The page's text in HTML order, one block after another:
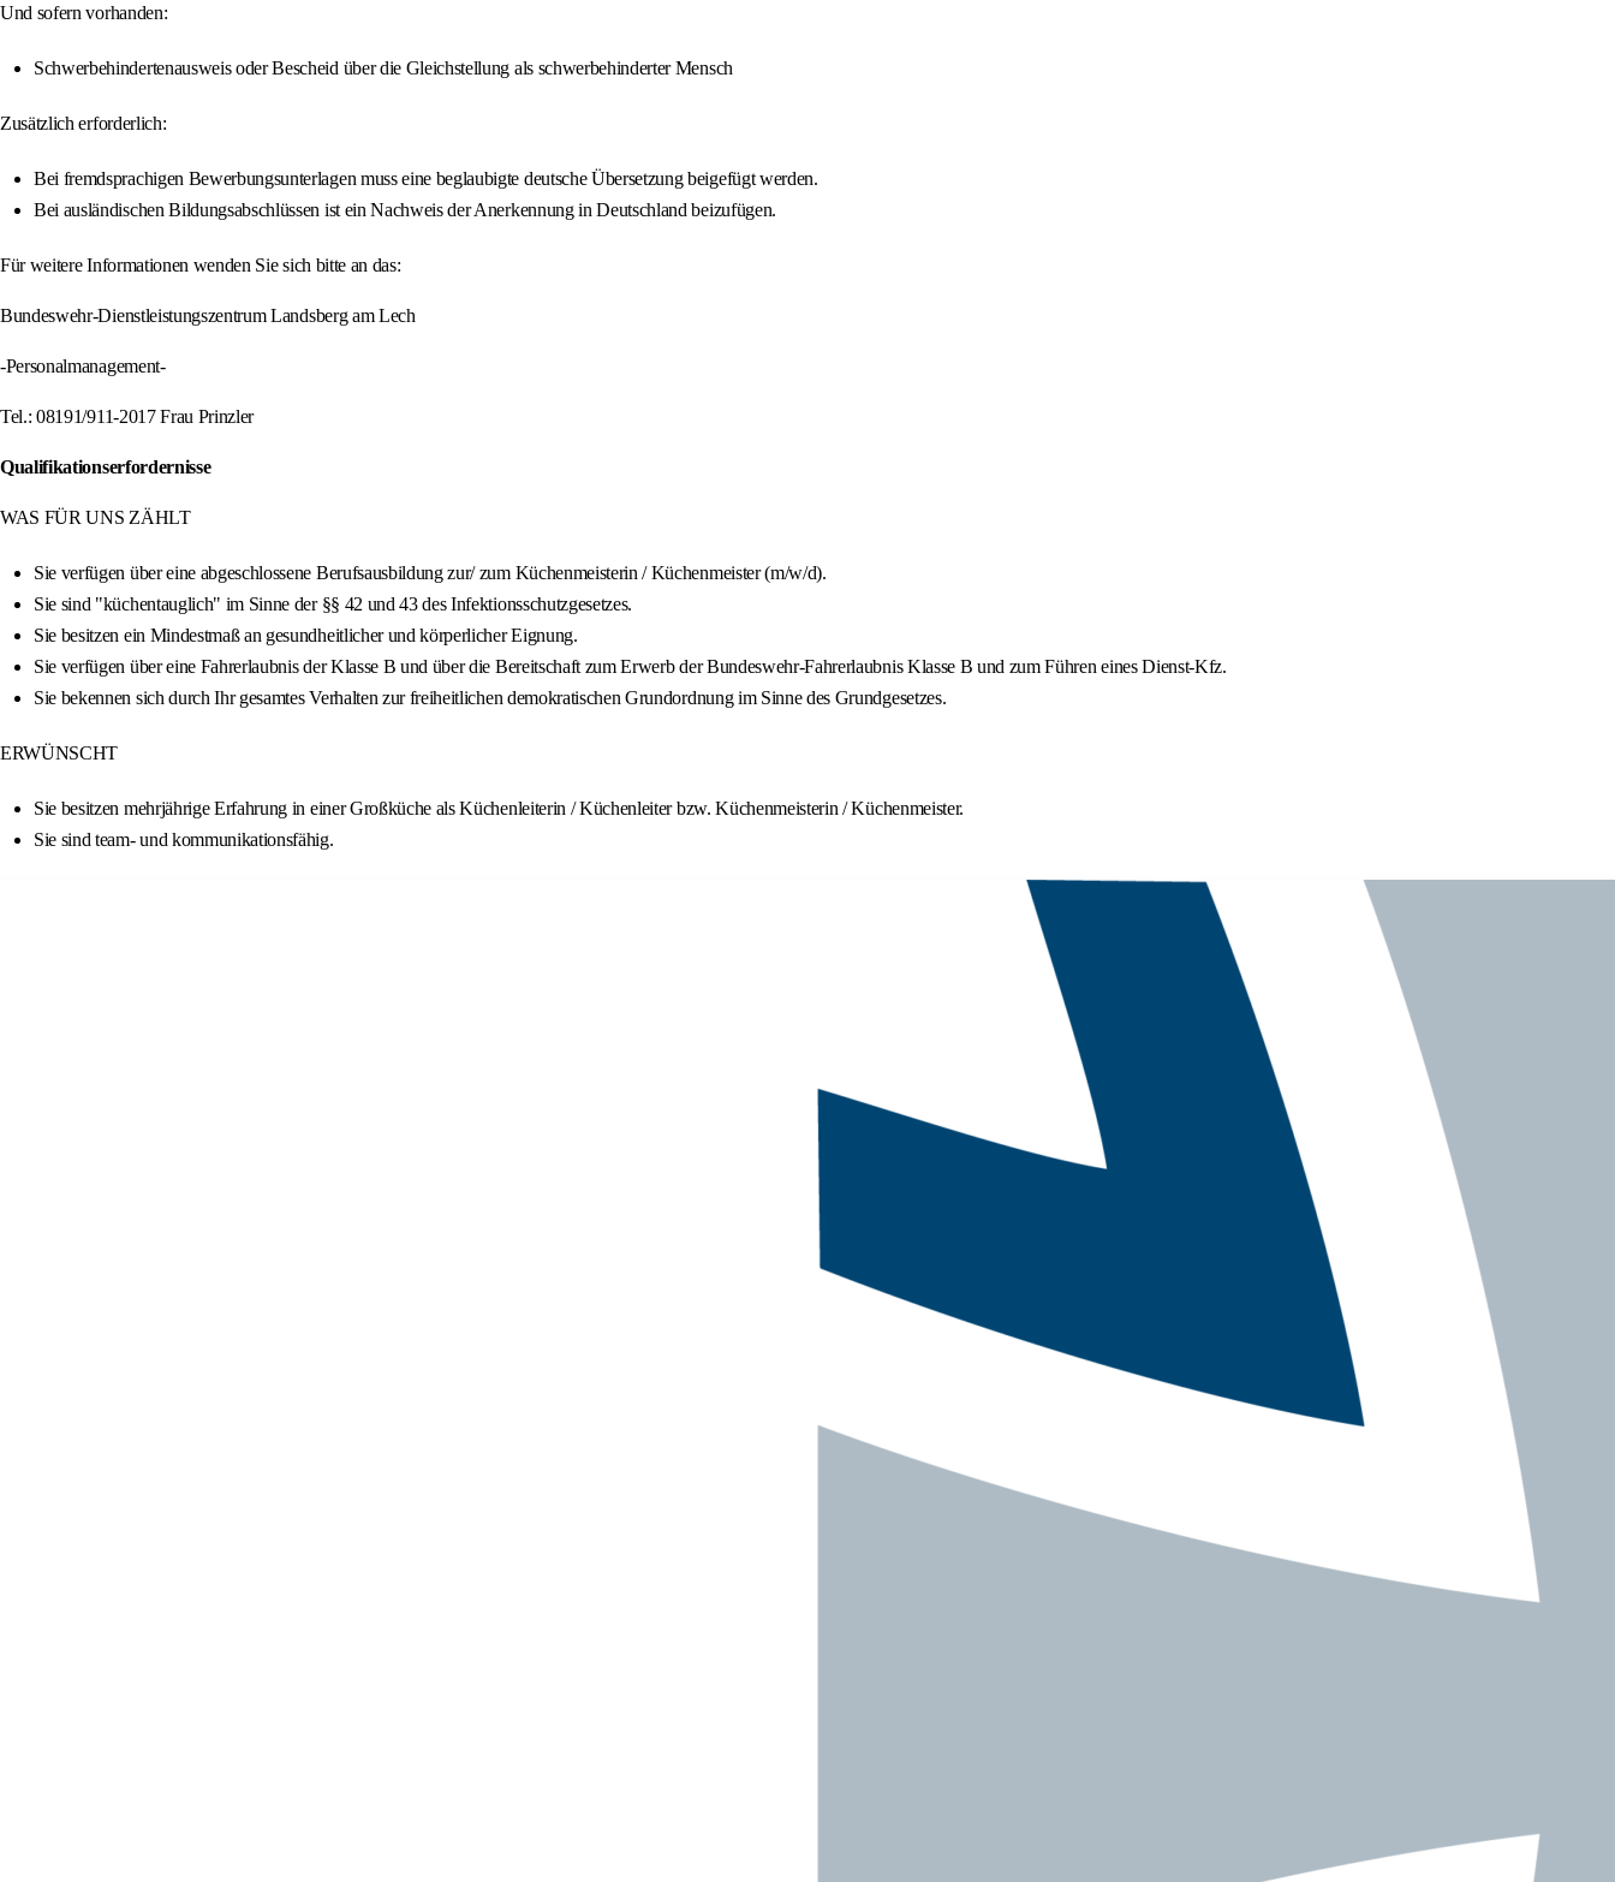
Und sofern vorhanden:
Schwerbehindertenausweis oder Bescheid über die Gleichstellung als schwerbehinderter Mensch
Zusätzlich erforderlich:
Bei fremdsprachigen Bewerbungsunterlagen muss eine beglaubigte deutsche Übersetzung beigefügt werden.
Bei ausländischen Bildungsabschlüssen ist ein Nachweis der Anerkennung in Deutschland beizufügen.
Für weitere Informationen wenden Sie sich bitte an das:
Bundeswehr-Dienstleistungszentrum Landsberg am Lech
-Personalmanagement-
Tel.: 08191/911-2017 Frau Prinzler
Qualifikationserfordernisse
WAS FÜR UNS ZÄHLT
Sie verfügen über eine abgeschlossene Berufsausbildung zur/ zum Küchenmeisterin / Küchenmeister (m/w/d).
Sie sind "küchentauglich" im Sinne der §§ 42 und 43 des Infektionsschutzgesetzes.
Sie besitzen ein Mindestmaß an gesundheitlicher und körperlicher Eignung.
Sie verfügen über eine Fahrerlaubnis der Klasse B und über die Bereitschaft zum Erwerb der Bundeswehr-Fahrerlaubnis Klasse B und zum Führen eines Dienst-Kfz.
Sie bekennen sich durch Ihr gesamtes Verhalten zur freiheitlichen demokratischen Grundordnung im Sinne des Grundgesetzes.
ERWÜNSCHT
Sie besitzen mehrjährige Erfahrung in einer Großküche als Küchenleiterin / Küchenleiter bzw. Küchenmeisterin / Küchenmeister.
Sie sind team- und kommunikationsfähig.